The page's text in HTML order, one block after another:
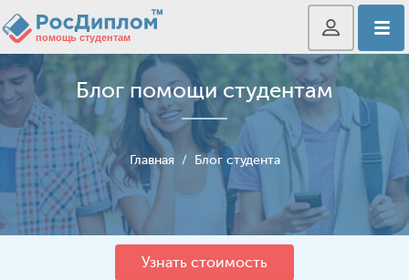
Блог помощи студентам
Главная / Блог студента
Узнать стоимость